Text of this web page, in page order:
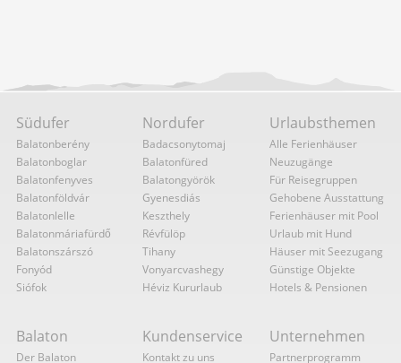
Südufer
Balatonberény
Balatonboglar
Balatonfenyves
Balatonföldvár
Balatonlelle
Balatonmáriafürdő
Balatonszárszó
Fonyód
Siófok
Nordufer
Badacsonytomaj
Balatonfüred
Balatongyörök
Gyenesdiás
Keszthely
Révfülöp
Tihany
Vonyarcvashegy
Héviz Kururlaub
Urlaubsthemen
Alle Ferienhäuser
Neuzugänge
Für Reisegruppen
Gehobene Ausstattung
Ferienhäuser mit Pool
Urlaub mit Hund
Häuser mit Seezugang
Günstige Objekte
Hotels & Pensionen
Balaton
Der Balaton
Kundenservice
Kontakt zu uns
Unternehmen
Partnerprogramm